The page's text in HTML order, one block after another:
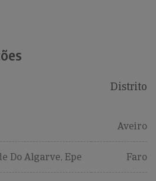
Distrito
Aveiro
Do Algarve, Epe Faro